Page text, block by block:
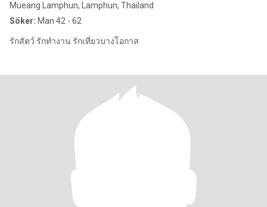
Mueang Lamphun, Lamphun, Thailand
Söker: Man 42 - 62
รักสัตว์ รักทำงาน รักเที่ยวบางโอกาส